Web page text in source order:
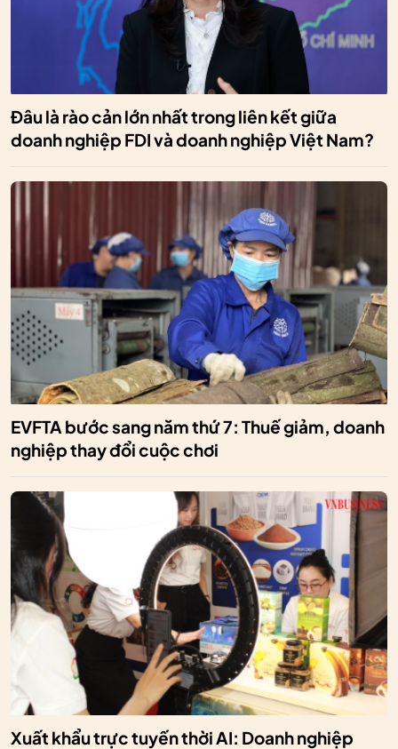
Đâu là rào cản lớn nhất trong liên kết giữa
doanh nghiệp FDI và doanh nghiệp Việt Nam?
EVFTA bước sang năm thứ 7: Thuế giảm, doanh
nghiệp thay đổi cuộc chơi
Xuất khẩu trực tuyến thời AI: Doanh nghiệp